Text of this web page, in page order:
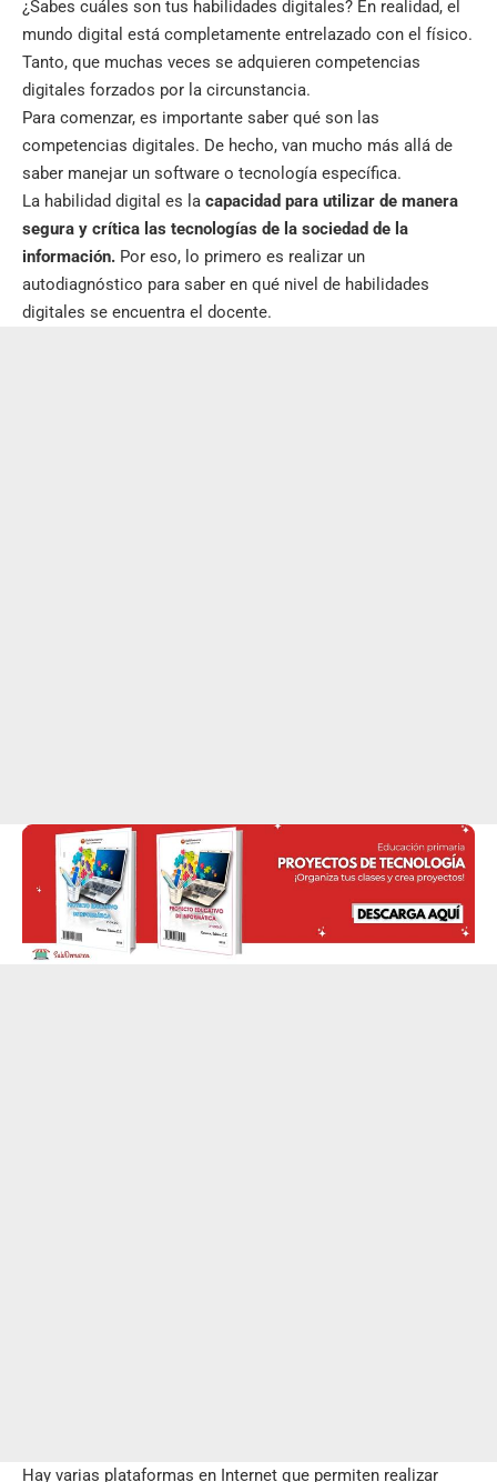
¿Sabes cuáles son tus habilidades digitales? En realidad, el
mundo digital está completamente entrelazado con el físico.
Tanto, que muchas veces se adquieren competencias
digitales forzados por la circunstancia.
Para comenzar, es importante saber qué son las
competencias digitales. De hecho, van mucho más allá de
saber manejar un software o tecnología específica.
La habilidad digital es la capacidad para utilizar de manera
segura y crítica las tecnologías de la sociedad de la
información. Por eso, lo primero es realizar un
autodiagnóstico para saber en qué nivel de habilidades
digitales se encuentra el docente.
Hay varias plataformas en Internet que permiten realizar